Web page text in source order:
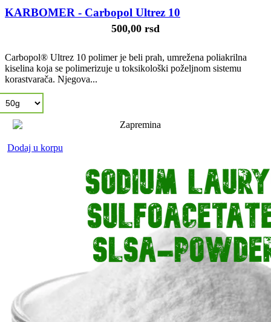
KARBOMER - Carbopol Ultrez 10
500,00 rsd
Carbopol® Ultrez 10 polimer je beli prah, umrežena poliakrilna
kiselina koja se polimerizuje u toksikološki poželjnom sistemu
korastvarača. Njegova...
Dodaj u korpu